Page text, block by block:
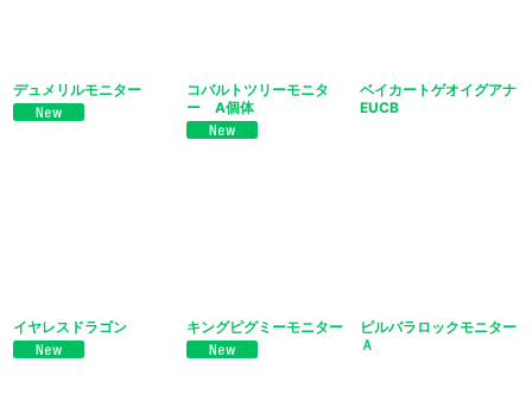
デュメリルモニター
コバルトツリーモニタ
ー A個体
ベイカートゲオイグアナ
EUCB
イヤレスドラゴン キングピグミーモニター
ピルバラロックモニター
Ａ